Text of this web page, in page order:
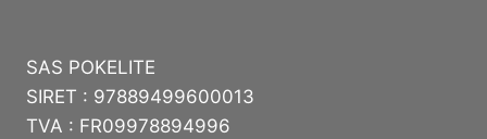
SAS POKELITE
SIRET : 97889499600013
TVA : FR09978894996